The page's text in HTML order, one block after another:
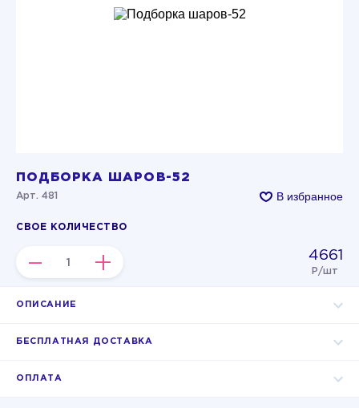
ПОДБОРКА ШАРОВ-52
Арт. 481 В избранное
СВОЕ КОЛИЧЕСТВО
– + 4661
Р/шт
ОПИСАНИЕ
БЕСПЛАТНАЯ ДОСТАВКА
ОПЛАТА